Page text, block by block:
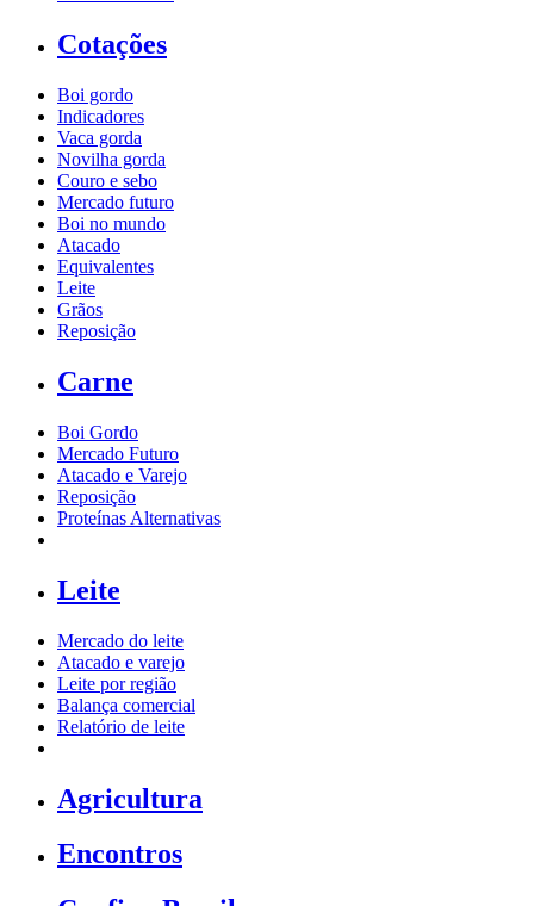
Cotações
Boi gordo
Indicadores
Vaca gorda
Novilha gorda
Couro e sebo
Mercado futuro
Boi no mundo
Atacado
Equivalentes
Leite
Grãos
Reposição
Carne
Boi Gordo
Mercado Futuro
Atacado e Varejo
Reposição
Proteínas Alternativas
Leite
Mercado do leite
Atacado e varejo
Leite por região
Balança comercial
Relatório de leite
Agricultura
Encontros